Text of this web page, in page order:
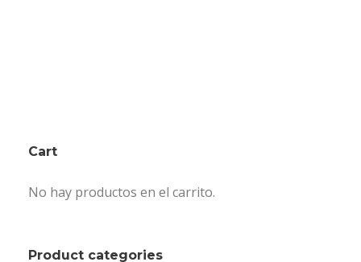
Cart
No hay productos en el carrito.
Product categories